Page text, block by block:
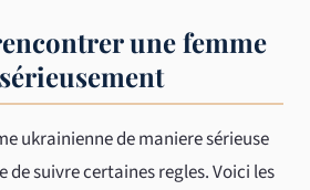
une femme
ukrainienne de maniere sérieuse
de suivre certaines regles. Voici les